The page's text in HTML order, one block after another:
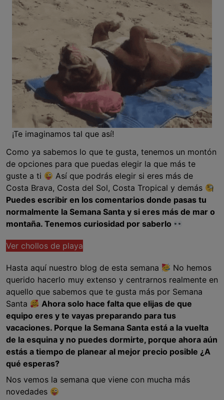
¡Te imaginamos tal que así!
Como ya sabemos lo que te gusta, tenemos un montón
de opciones para que puedas elegir la que más te
guste a ti
Así que podrás elegir si eres más de
Costa Brava, Costa del Sol, Costa Tropical y demás
Puedes escribir en los comentarios donde pasas tu
normalmente la Semana Santa y si eres más de mar o
montaña. Tenemos curiosidad por saberlo
Ver chollos de playa
Hasta aquí nuestro blog de esta semana
No hemos
querido hacerlo muy extenso y centrarnos realmente en
aquello que sabemos que te gusta más por Semana
Santa
Ahora solo hace falta que elijas de que
equipo eres y te vayas preparando para tus
vacaciones. Porque la Semana Santa está a la vuelta
de la esquina y no puedes dormirte, porque ahora aún
estás a tiempo de planear al mejor precio posible ¿A
qué esperas?
Nos vemos la semana que viene con mucha más
novedades